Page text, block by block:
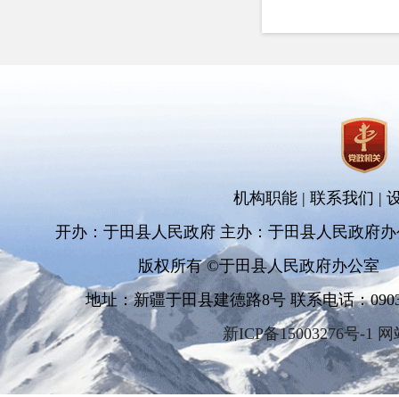
机构职能 | 联系我们 |
开办：于田县人民政府 主办：于田县人民政府
版权所有 ©于田县人民政府办公室
地址：新疆于田县建德路8号 联系电话：
新ICP备15003276号-1